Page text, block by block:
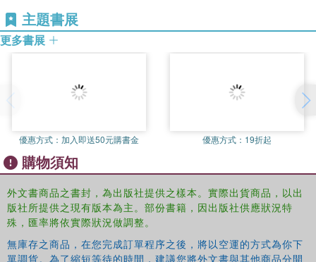
enough to be ideal for a novice programmer, yet robust to
be useful for those more experienced in the language. The
understanding of what they are covering and why it is
主題書展
更多書展
優惠方式： 加入即送50元購書金 優惠方式： 19折起
購物須知
外文書商品之書封，為出版社提供之樣本。實際出貨商品，以出
版社所提供之現有版本為主。部份書籍，因出版社供應狀況特
殊，匯率將依實際狀況做調整。
無庫存之商品，在您完成訂單程序之後，將以空運的方式為你下
單調貨。為了縮短等待的時間，建議您將外文書與其他商品分開